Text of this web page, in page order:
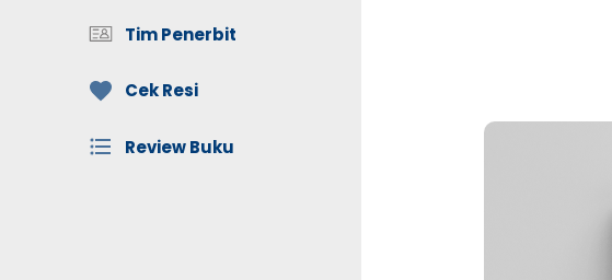
Tim Penerbit
Cek Resi
Review Buku